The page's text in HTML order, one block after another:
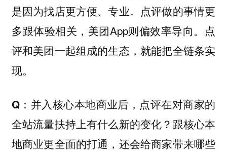
是因为找店更方便、专业。点评做的事情更
多跟体验相关，美团App则偏效率导向。点
评和美团一起组成的生态，就能把全链条实
现。
Q：并入核心本地商业后，点评在对商家的
全站流量扶持上有什么新的变化？跟核心本
地商业更全面的打通，还会给商家带来哪些